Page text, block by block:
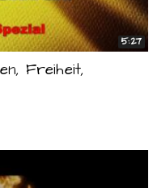
5:27
Freiheit,